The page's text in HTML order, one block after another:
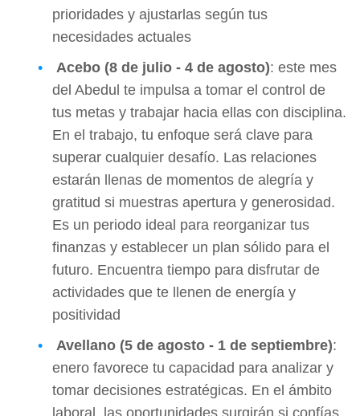
prioridades y ajustarlas según tus
necesidades actuales
Acebo (8 de julio - 4 de agosto): este mes
del Abedul te impulsa a tomar el control de
tus metas y trabajar hacia ellas con disciplina.
En el trabajo, tu enfoque será clave para
superar cualquier desafío. Las relaciones
estarán llenas de momentos de alegría y
gratitud si muestras apertura y generosidad.
Es un periodo ideal para reorganizar tus
finanzas y establecer un plan sólido para el
futuro. Encuentra tiempo para disfrutar de
actividades que te llenen de energía y
positividad
Avellano (5 de agosto - 1 de septiembre):
enero favorece tu capacidad para analizar y
tomar decisiones estratégicas. En el ámbito
laboral, las oportunidades surgirán si confías